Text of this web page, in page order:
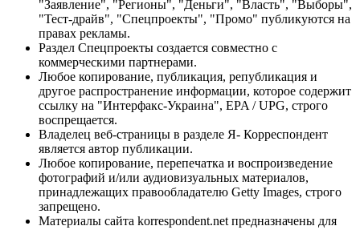
"Заявление", "Регионы", "Деньги", "Власть", "Выборы",
"Тест-драйв", "Спецпроекты", "Промо" публикуются на
правах рекламы.
Раздел Спецпроекты создается совместно с
коммерческими партнерами.
Любое копирование, публикация, републикация и
другое распространение информации, которое содержит
ссылку на "Интерфакс-Украина", EPA / UPG, строго
воспрещается.
Владелец веб-страницы в разделе Я- Корреспондент
является автор публикации.
Любое копирование, перепечатка и воспроизведение
фотографий и/или аудиовизуальных материалов,
принадлежащих правообладателю Getty Images, строго
запрещено.
Материалы сайта korrespondent.net предназначены для